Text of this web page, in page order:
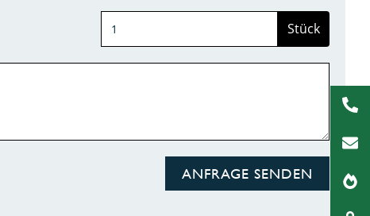
Stück
ANFRAGE SENDEN